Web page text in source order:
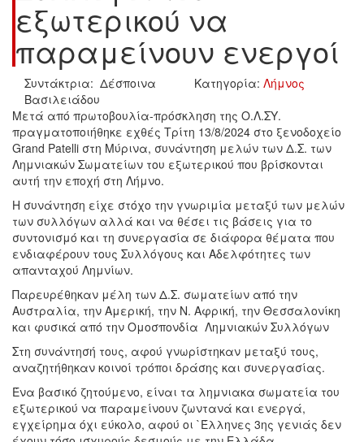
εξωτερικού να
παραμείνουν ενεργοί
Συντάκτρια: Δέσποινα
Βασιλειάδου
Κατηγορία: Λήμνος
Μετά από πρωτοβουλία-πρόσκληση της Ο.Λ.ΣΥ.
πραγματοποιήθηκε εχθές Τρίτη 13/8/2024 στο ξενοδοχείο
Grand Patelli στη Μύρινα, συνάντηση μελών των Δ.Σ. των
Λημνιακών Σωματείων του εξωτερικού που βρίσκονται
αυτή την εποχή στη Λήμνο.
Η συνάντηση είχε στόχο την γνωριμία μεταξύ των μελών
των συλλόγων αλλά και να θέσει τις βάσεις για το
συντονισμό και τη συνεργασία σε διάφορα θέματα που
ενδιαφέρουν τους Συλλόγους και Αδελφότητες των
απανταχού Λημνίων.
Παρευρέθηκαν μέλη των Δ.Σ. σωματείων από την
Αυστραλία, την Αμερική, την Ν. Αφρική, την Θεσσαλονίκη
και φυσικά από την Ομοσπονδία Λημνιακών Συλλόγων
Στη συνάντησή τους, αφού γνωρίστηκαν μεταξύ τους,
αναζητήθηκαν κοινοί τρόποι δράσης και συνεργασίας.
Ένα βασικό ζητούμενο, είναι τα λημνιακα σωματεία του
εξωτερικού να παραμείνουν ζωντανά και ενεργά,
εγχείρημα όχι εύκολο, αφού οι `Έλληνες 3ης γενιάς δεν